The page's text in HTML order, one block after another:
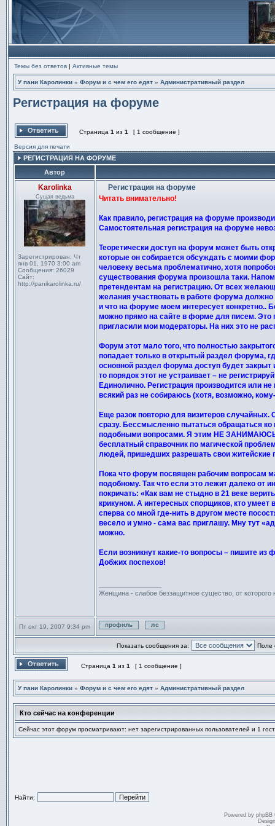
Темы без ответов | Активные темы
У пани Каролинки » Форум и с чем его едят » Административный раздел
Регистрация на форуме
Страница 1 из 1 [ 1 сообщение ]
Версия для печати
РЕГИСТРАЦИЯ НА ФОРУМЕ
Автор
Karolinka
Сущая ведьма
Зарегистрирован: Чт
янв 01, 1970 3:00 am
Сообщения: 26029
Сайт:
http://panikarolinka.ru/
Регистрация на форуме
Читать внимательно!
Как правило, регистрация на форуме
Самостоятельная регистрация на форуме
Теоретически доступ на форум может быть
которые он собирается обсуждать с моими
человеку весьма проблематично, хотя
существования форума произошла таки.
претендентам на регистрацию. От всех
желания участвовать в работе форума
и что на форуме моем интересует конкретно..
можно прямо на сайте в форме для писем. Это
пригласили мои модераторы. На них это не
Форум этот мало того, что полностью
попадает только в открытый раздел форума,
основной раздел форума доступ будет
то порядок этот не устраивает – не
Единолично. Регистрация производится или
всякий раз не собираюсь (хотя, возможно,
Еще разок повторю для визитеров случайных.
сразу. Бессмысленно пытаться обращаться
подобными вопросами. Я этим НЕ ЗАНИМАЮСЬ.
бесплатный справочник по магической
людей, пришедших разрешать свои житейские
Пока что форум посвящен рабочим вопросам
подобному. Так что если это лежит далеко от
покричать: «Как вам не стыдно в 21 веке
крикуном. А интересных спорщиков, кто умеет
сперва со мной где-нить в другом месте
весело и умно - сама вас приглашу. Мну тут
можно.
Если возникнут какие-то вопросы – пишите из
Добжих поспехов!
Женщина - слабое беззащитное существо, от которого
Пт окт 19, 2007 9:34 pm
Профиль
Отправить личное
Показать сообщения за:
Поле
Страница 1 из 1 [ 1 сообщение ]
У пани Каролинки » Форум и с чем его едят » Административный раздел
Кто сейчас на конференции
Сейчас этот форум просматривают: нет зарегистрированных пользователей и 1
Найти:
Powered by phpBB